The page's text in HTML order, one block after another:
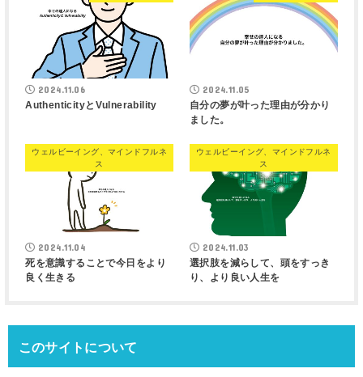
2024.11.06
AuthenticityとVulnerability
2024.11.05
自分の夢が叶った理由が分かり
ました。
ウェルビーイング、マインドフルネ
ス
2024.11.04
死を意識することで今日をより
良く生きる
ウェルビーイング、マインドフルネ
ス
2024.11.03
選択肢を減らして、頭をすっき
り、より良い人生を
このサイトについて